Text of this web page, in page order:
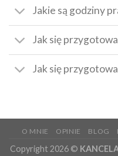
Jakie są godziny
Jak się
Jak się
O MNIE OPINIE BLOG
Copyright 2026 ©